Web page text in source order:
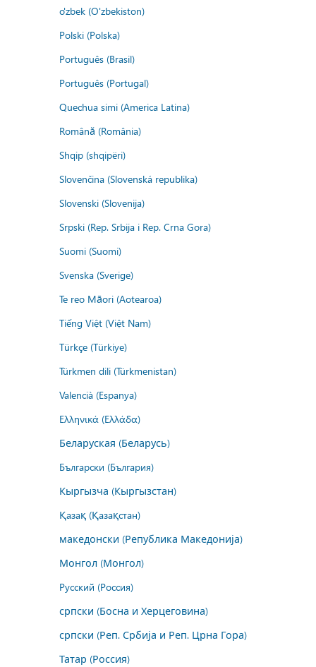
o'zbek (O'zbekiston)
Polski (Polska)
Português (Brasil)
Português (Portugal)
Quechua simi (America Latina)
Română (România)
Shqip (shqipëri)
Slovenčina (Slovenská republika)
Slovenski (Slovenija)
Srpski (Rep. Srbija i Rep. Crna Gora)
Suomi (Suomi)
Svenska (Sverige)
Te reo Māori (Aotearoa)
Tiếng Việt (Việt Nam)
Türkçe (Türkiye)
Türkmen dili (Türkmenistan)
Valencià (Espanya)
Ελληνικά (Ελλάδα)
Беларуская (Беларусь)
Български (България)
Кыргызча (Кыргызстан)
Қазақ (Қазақстан)
македонски (Република Македонија)
Монгол (Монгол)
Русский (Россия)
српски (Босна и Херцеговина)
српски (Реп. Србија и Реп. Црна Гора)
Татар (Россия)